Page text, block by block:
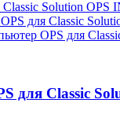
для Classic